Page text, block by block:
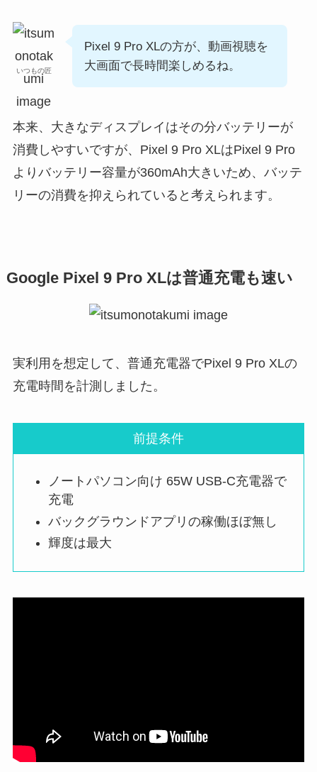
いつもの匠
Pixel 9 Pro XLの方が、動画視聴を
大画面で長時間楽しめるね。
本来、大きなディスプレイはその分バッテリーが
消費しやすいですが、Pixel 9 Pro XLはPixel 9 Pro
よりバッテリー容量が360mAh大きいため、バッテ
リーの消費を抑えられていると考えられます。
Google Pixel 9 Pro XLは普通充電も速い
実利⽤を想定して、普通充電器でPixel 9 Pro XLの
充電時間を計測しました。
前提条件
ノートパソコン向け 65W USB-C充電器で
充電
バックグラウンドアプリの稼働ほぼ無し
輝度は最大